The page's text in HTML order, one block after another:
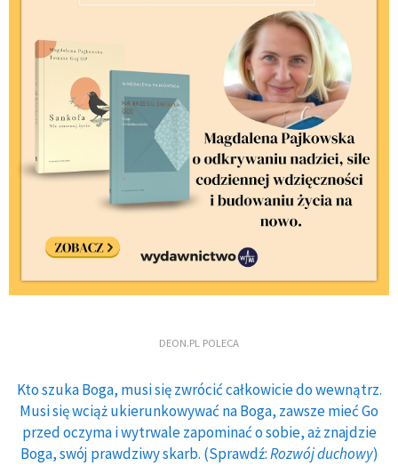
DEON.PL POLECA
Kto szuka Boga, musi się zwrócić całkowicie do wewnątrz.
Musi się wciąż ukierunkowywać na Boga, zawsze mieć Go
przed oczyma i wytrwale zapominać o sobie, aż znajdzie
Boga, swój prawdziwy skarb. (Sprawdź:Rozwój duchowy)